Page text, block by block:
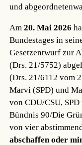
und
Am20. Mai 2026
Bundestages in
Gesetzentwurf zur
(Drs. 21/5752)
(Drs. 21/6112 vom
Marvi (SPD) und
von CDU/CSU,
Bündnis 90/Die
von vier
abschaffen oder